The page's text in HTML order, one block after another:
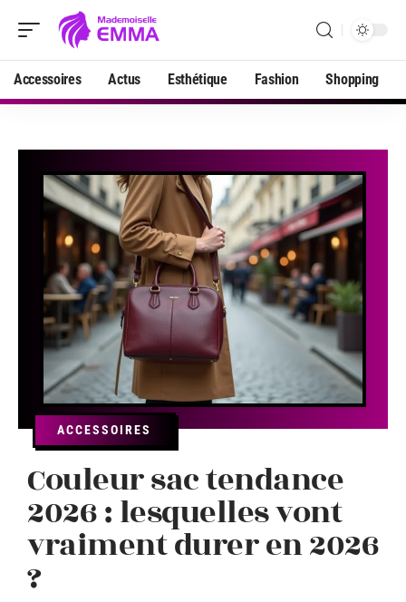
Accessoires Actus Esthétique Fashion Shopping
ACCESSOIRES
Couleur sac tendance
2026 : lesquelles vont
vraiment durer en 2026
?